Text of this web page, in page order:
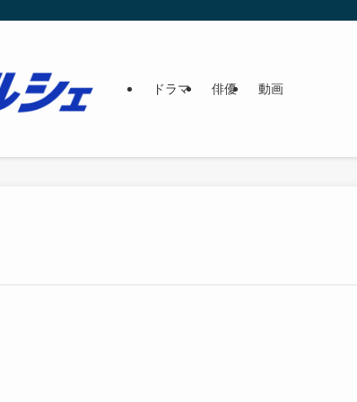
ドラマ 俳優 動画